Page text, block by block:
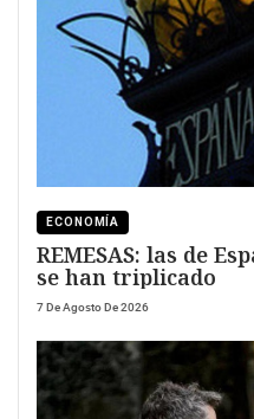
ECONOMÍA
REMESAS: las de
se han triplicado
7 De Agosto De 2026